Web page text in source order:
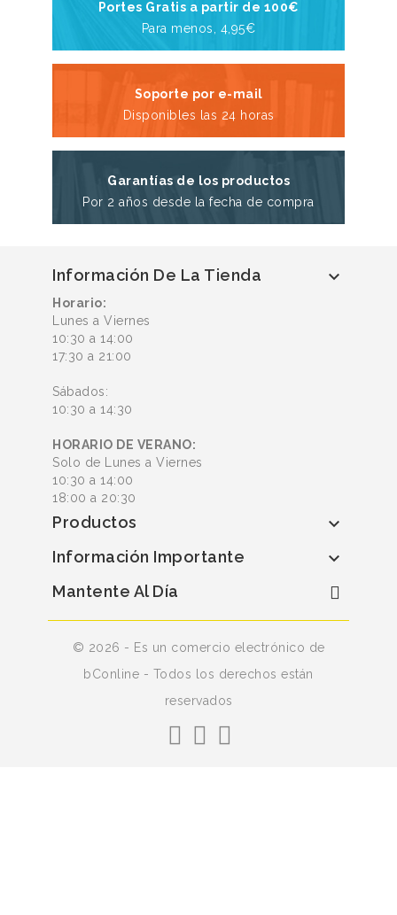
Portes Gratis a partir de 100€
Para menos, 4,95€
Soporte por e-mail
Disponibles las 24 horas
Garantías de los productos
Por 2 años desde la fecha de compra
Información De La Tienda 
Horario:
Lunes a Viernes
10:30 a 14:00
17:30 a 21:00
Sábados:
10:30 a 14:30
HORARIO DE VERANO:
Solo de Lunes a Viernes
10:30 a 14:00
18:00 a 20:30
Productos 
Información Importante 
Mantente Al Día
© 2026 - Es un comercio electrónico de
bConline - Todos los derechos están
reservados